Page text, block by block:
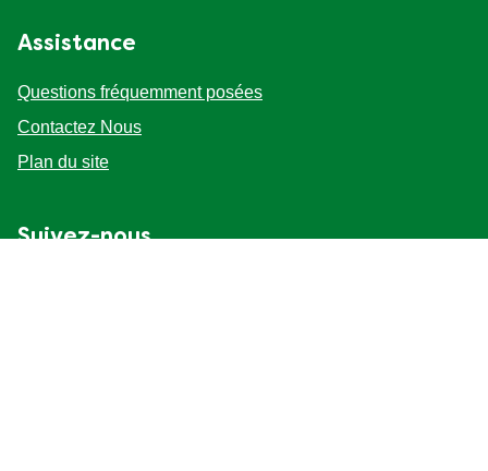
Questions fréquemment posées
Contactez Nous